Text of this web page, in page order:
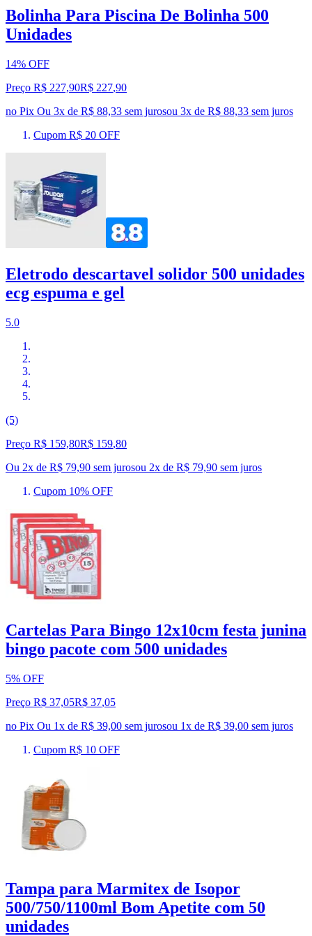
Bolinha Para Piscina De Bolinha 500
Unidades
14% OFF
Preço R$ 227,90R$ 227,90
no Pix Ou 3x de R$ 88,33 sem jurosou 3x de R$ 88,33 sem juros
Cupom R$ 20 OFF
Eletrodo descartavel solidor 500 unidades
ecg espuma e gel
5.0
(5)
Preço R$ 159,80R$ 159,80
Ou 2x de R$ 79,90 sem jurosou 2x de R$ 79,90 sem juros
Cupom 10% OFF
Cartelas Para Bingo 12x10cm festa junina
bingo pacote com 500 unidades
5% OFF
Preço R$ 37,05R$ 37,05
no Pix Ou 1x de R$ 39,00 sem jurosou 1x de R$ 39,00 sem juros
Cupom R$ 10 OFF
Tampa para Marmitex de Isopor
500/750/1100ml Bom Apetite com 50
unidades